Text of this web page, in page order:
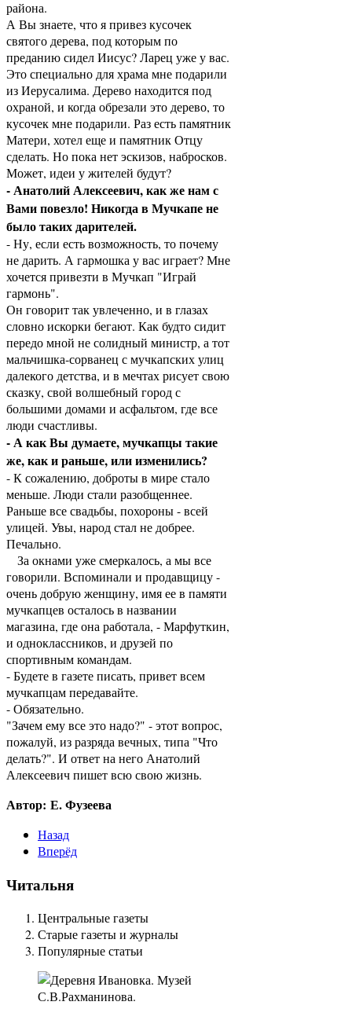
района.
А Вы знаете, что я привез кусочек
святого дерева, под которым по
преданию сидел Иисус? Ларец уже у вас.
Это специально для храма мне подарили
из Иерусалима. Дерево находится под
охраной, и когда обрезали это дерево, то
кусочек мне подарили. Раз есть памятник
Матери, хотел еще и памятник Отцу
сделать. Но пока нет эскизов, набросков.
Может, идеи у жителей будут?
- Анатолий Алексеевич, как же нам с
Вами повезло! Никогда в Мучкапе не
было таких дарителей.
- Ну, если есть возможность, то почему
не дарить. А гармошка у вас играет? Мне
хочется привезти в Мучкап "Играй
гармонь".
Он говорит так увлеченно, и в глазах
словно искорки бегают. Как будто сидит
передо мной не солидный министр, а тот
мальчишка-сорванец с мучкапских улиц
далекого детства, и в мечтах рисует свою
сказку, свой волшебный город с
большими домами и асфальтом, где все
люди счастливы.
- А как Вы думаете, мучкапцы такие
же, как и раньше, или изменились?
- К сожалению, доброты в мире стало
меньше. Люди стали разобщеннее.
Раньше все свадьбы, похороны - всей
улицей. Увы, народ стал не добрее.
Печально.
За окнами уже смеркалось, а мы все
говорили. Вспоминали и продавщицу -
очень добрую женщину, имя ее в памяти
мучкапцев осталось в названии
магазина, где она работала, - Марфуткин,
и одноклассников, и друзей по
спортивным командам.
- Будете в газете писать, привет всем
мучкапцам передавайте.
- Обязательно.
"Зачем ему все это надо?" - этот вопрос,
пожалуй, из разряда вечных, типа "Что
делать?". И ответ на него Анатолий
Алексеевич пишет всю свою жизнь.
Автор: Е. Фузеева
Назад
Вперёд
Читальня
Центральные газеты
Старые газеты и журналы
Популярные статьи